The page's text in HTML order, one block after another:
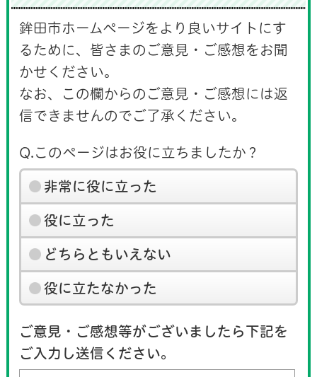
鉾田市ホームページをより良いサイトにす
るために、皆さまのご意見・ご感想をお聞
かせください。
なお、この欄からのご意見・ご感想には返
信できませんのでご了承ください。
Q.このページはお役に立ちましたか？
非常に役に立った
役に立った
どちらともいえない
役に立たなかった
ご意見・ご感想等がございましたら下記を
ご入力し送信ください。